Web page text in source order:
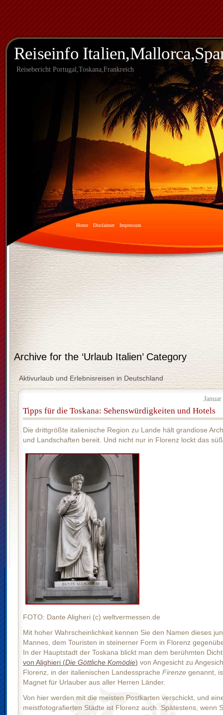
Reiseinfo
Reisebericht Portugal,Toskana,Frankreich
Home Disclaimer Impressum
Archive for the ‘Urlaub Italien’ Category
Aktivurlaub und Erlebnisreisen in Deutschland
Tipps für die Toskana: Sehenswürdigkeiten und Hotels
Die drittgrößte italienische Region zu Lande hält grandiose
und Landschaften bereit. Und nicht nur in Florenz lockt das
FOTO: Dante Aligheri (c) weltvermessen.de
Mit hoher Wahrscheinlichkeit kennen Sie den Namen dieses
Mannes, dem Touristen in steinerner Form in Florenz
In der Hauptstadt der Toskana blickt man dem berühmten
von Alighieri (Die Göttliche Komödie) von Angesicht zu
Florenz, in der italienischen Landessprache Firenze genannt,
Magnet für Urlauber aus aller Herren Länder.
Von hier werden mit die meisten Postkarten verschickt, und
meistfotografierten Städte ist Florenz auch. Spätestens, wenn